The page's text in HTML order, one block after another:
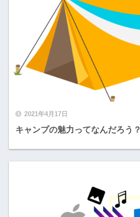
2021年4月17日
キャンプの魅力ってなんだろう？